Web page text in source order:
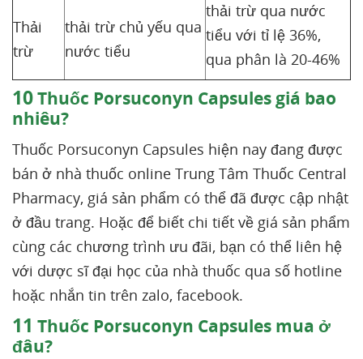
Thải
trừ
thải trừ chủ yếu qua
nước tiểu
thải trừ qua nước
tiểu với tỉ lệ 36%,
qua phân là 20-46%
10Thuốc Porsuconyn Capsules giá bao
nhiêu?
Thuốc Porsuconyn Capsules hiện nay đang được
bán ở nhà thuốc online Trung Tâm Thuốc Central
Pharmacy, giá sản phẩm có thể đã được cập nhật
ở đầu trang. Hoặc để biết chi tiết về giá sản phẩm
cùng các chương trình ưu đãi, bạn có thể liên hệ
với dược sĩ đại học của nhà thuốc qua số hotline
hoặc nhắn tin trên zalo, facebook.
11 Thuốc Porsuconyn Capsules mua ở
đâu?